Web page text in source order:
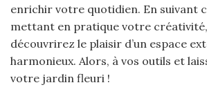
enrichir votre quotidien. En suivant
mettant en pratique votre
découvrirez le plaisir d’un espace
harmonieux. Alors, à vos outils et
votre jardin fleuri !